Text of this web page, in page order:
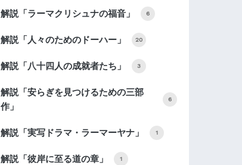
解説「ラーマクリシュナの福音」 6
解説「人々のためのドーハー」 20
解説「八十四人の成就者たち」 3
解説「安らぎを見つけるための三部
作」
6
解説「実写ドラマ・ラーマーヤナ」 1
解説「彼岸に至る道の章」 1